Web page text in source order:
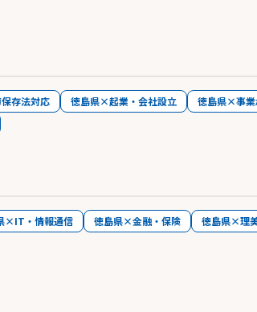
存法対応 徳島県×起業・会社設立 徳島県×事
×IT・情報通信 徳島県×金融・保険 徳島県×理